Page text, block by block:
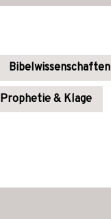
Bibelwissenschaften
Prophetie & Klage